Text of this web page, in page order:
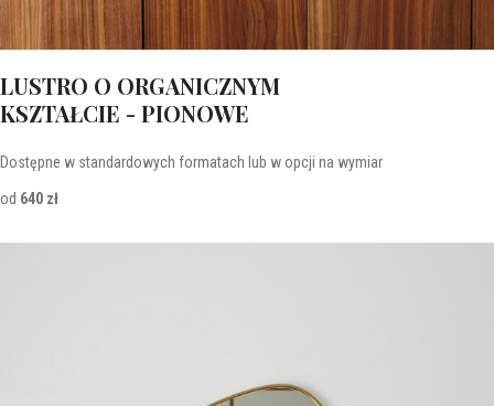
LUSTRO O ORGANICZNYM
KSZTAŁCIE - PIONOWE
Dostępne w standardowych formatach lub w opcji na wymiar
od 640 zł